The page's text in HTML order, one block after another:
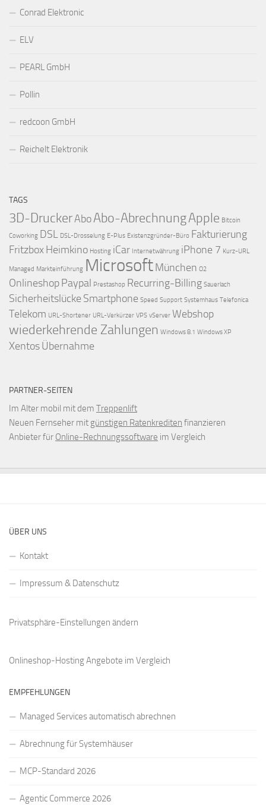
Conrad Elektronic
ELV
PEARL GmbH
Pollin
redcoon GmbH
Reichelt Elektronik
TAGS
3D-DruckerAboAbo-AbrechnungApple Bitcoin
Coworking DSL DSL-Drosselung E-Plus Existenzgründer-Büro Fakturierung
FritzboxHeimkino Hosting iCar Internetwährung iPhone 7 Kurz-URL
Managed Markteinführung MicrosoftMünchen O2
OnlineshopPaypal Prestashop Recurring-Billing Sauerlach
Sicherheitslücke Smartphone Speed Support Systemhaus Telefonica
Telekom URL-Shortener URL-Verkürzer VPS vServer Webshop
wiederkehrende Zahlungen Windows 8.1 Windows XP
XentosÜbernahme
PARTNER-SEITEN
Im Alter mobil mit dem Treppenlift
Neuen Fernseher mit günstigen Ratenkrediten finanzieren
Anbieter für Online-Rechnungssoftware im Vergleich
ÜBER UNS
Kontakt
Impressum & Datenschutz
Privatsphäre-Einstellungen ändern
Onlineshop-Hosting Angebote im Vergleich
EMPFEHLUNGEN
Managed Services automatisch abrechnen
Abrechnung für Systemhäuser
MCP-Standard 2026
Agentic Commerce 2026